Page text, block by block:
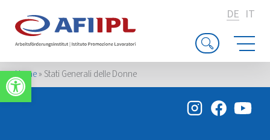
Werkzeugleiste öffnen
DE IT
Home»Stati Generali delle Donne